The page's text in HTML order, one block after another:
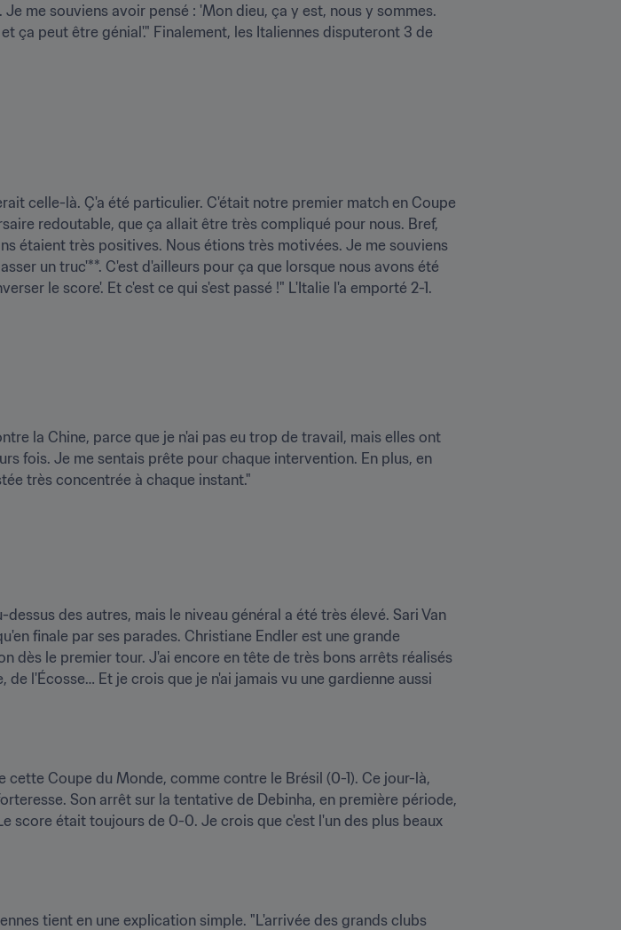
me souviens avoir pensé : 'Mon dieu, ça y est, nous y sommes.
ça peut être génial'." Finalement, les Italiennes disputeront 3 de
celle-là. Ç'a été particulier. C'était notre premier match en Coupe
redoutable, que ça allait être très compliqué pour nous. Bref,
étaient très positives. Nous étions très motivées. Je me souviens
un truc'**. C'est d'ailleurs pour ça que lorsque nous avons été
le score'. Et c'est ce qui s'est passé !" L'Italie l'a emporté 2-1.
la Chine, parce que je n'ai pas eu trop de travail, mais elles ont
fois. Je me sentais prête pour chaque intervention. En plus, en
très concentrée à chaque instant."
des autres, mais le niveau général a été très élevé. Sari Van
finale par ses parades. Christiane Endler est une grande
dès le premier tour. J'ai encore en tête de très bons arrêts réalisés
l'Écosse… Et je crois que je n'ai jamais vu une gardienne aussi
Coupe du Monde, comme contre le Brésil (0-1). Ce jour-là,
Son arrêt sur la tentative de Debinha, en première période,
score était toujours de 0-0. Je crois que c'est l'un des plus beaux
tient en une explication simple. "L'arrivée des grands clubs